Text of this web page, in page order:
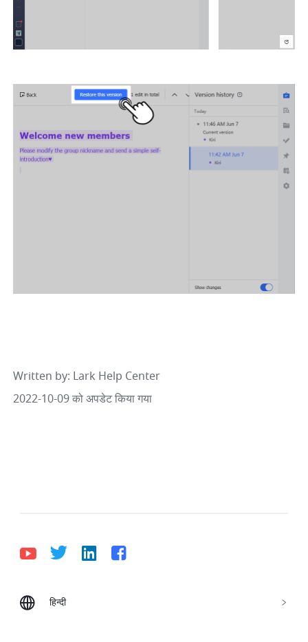
Written by: Lark Help Center
2022-10-09 को अपडेट किया गया
हिन्दी